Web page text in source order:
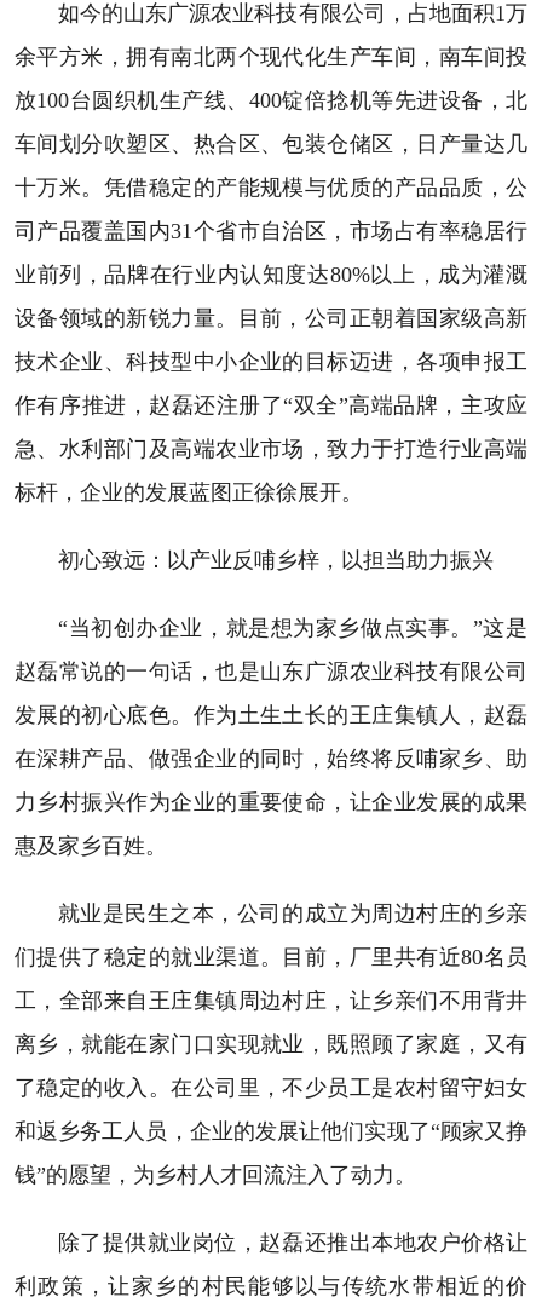
如今的山东广源农业科技有限公司，占地面积1万
余平方米，拥有南北两个现代化生产车间，南车间投
放100台圆织机生产线、400锭倍捻机等先进设备，北
车间划分吹塑区、热合区、包装仓储区，日产量达几
十万米。凭借稳定的产能规模与优质的产品品质，公
司产品覆盖国内31个省市自治区，市场占有率稳居行
业前列，品牌在行业内认知度达80%以上，成为灌溉
设备领域的新锐力量。目前，公司正朝着国家级高新
技术企业、科技型中小企业的目标迈进，各项申报工
作有序推进，赵磊还注册了“双全”高端品牌，主攻应
急、水利部门及高端农业市场，致力于打造行业高端
标杆，企业的发展蓝图正徐徐展开。
初心致远：以产业反哺乡梓，以担当助力振兴
“当初创办企业，就是想为家乡做点实事。”这是
赵磊常说的一句话，也是山东广源农业科技有限公司
发展的初心底色。作为土生土长的王庄集镇人，赵磊
在深耕产品、做强企业的同时，始终将反哺家乡、助
力乡村振兴作为企业的重要使命，让企业发展的成果
惠及家乡百姓。
就业是民生之本，公司的成立为周边村庄的乡亲
们提供了稳定的就业渠道。目前，厂里共有近80名员
工，全部来自王庄集镇周边村庄，让乡亲们不用背井
离乡，就能在家门口实现就业，既照顾了家庭，又有
了稳定的收入。在公司里，不少员工是农村留守妇女
和返乡务工人员，企业的发展让他们实现了“顾家又挣
钱”的愿望，为乡村人才回流注入了动力。
除了提供就业岗位，赵磊还推出本地农户价格让
利政策，让家乡的村民能够以与传统水带相近的价